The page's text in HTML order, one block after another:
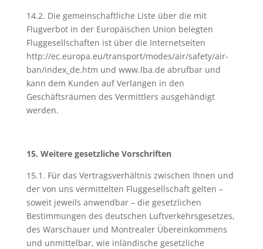
14.2. Die gemeinschaftliche Liste über die mit
Flugverbot in der Europäischen Union belegten
Fluggesellschaften ist über die Internetseiten
http://ec.europa.eu/transport/modes/air/safety/air-
ban/index_de.htm und www.lba.de abrufbar und
kann dem Kunden auf Verlangen in den
Geschäftsräumen des Vermittlers ausgehändigt
werden.
15. Weitere gesetzliche Vorschriften
15.1. Für das Vertragsverhältnis zwischen Ihnen und
der von uns vermittelten Fluggesellschaft gelten –
soweit jeweils anwendbar – die gesetzlichen
Bestimmungen des deutschen Luftverkehrsgesetzes,
des Warschauer und Montrealer Übereinkommens
und unmittelbar, wie inländische gesetzliche